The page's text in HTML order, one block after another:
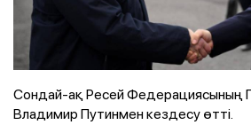
Сондай-ақ Ресей Федерациясының
Владимир Путинмен кездесу өтті.